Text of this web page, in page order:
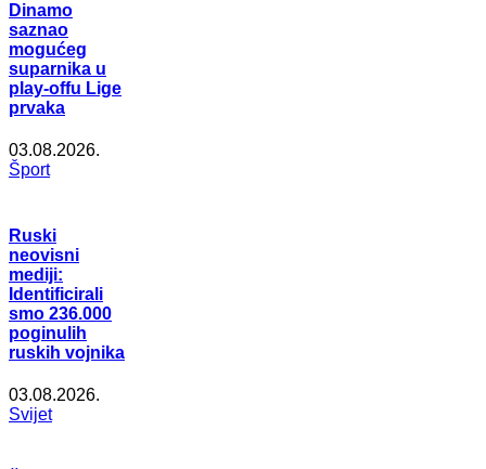
Dinamo
saznao
mogućeg
suparnika u
play-offu Lige
prvaka
03.08.2026.
Šport
Ruski
neovisni
mediji:
Identificirali
smo 236.000
poginulih
ruskih vojnika
03.08.2026.
Svijet